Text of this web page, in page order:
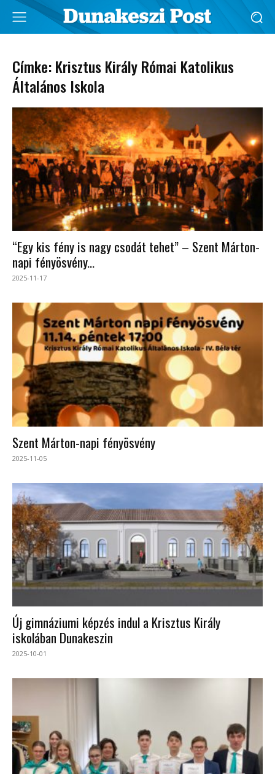
Címke: Krisztus Király Római Katolikus
Általános Iskola
“Egy kis fény is nagy csodát tehet” – Szent Márton-
napi fényösvény...
2025-11-17
Szent Márton-napi fényösvény
2025-11-05
Új gimnáziumi képzés indul a Krisztus Király
iskolában Dunakeszin
2025-10-01